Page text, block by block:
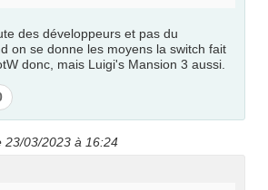
des développeurs et pas du
on se donne les moyens la switch fait
donc, mais Luigi's Mansion 3 aussi.
23/03/2023 à 16:24